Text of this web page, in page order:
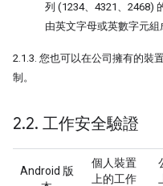
列 (1234、4321、2468)
由英文字母或英數字元
2.1.3. 您也可以在公司擁有的裝
制。
2.2. 工作安全驗證
Android 版
個人裝置
上的工作